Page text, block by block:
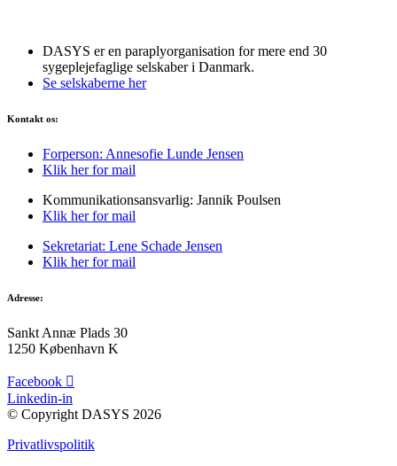
DASYS er en paraplyorganisation for mere end 30
sygeplejefaglige selskaber i Danmark.
Se selskaberne her
Kontakt os:
Forperson: Annesofie Lunde Jensen
Klik her for mail
Kommunikationsansvarlig: Jannik Poulsen
Klik her for mail
Sekretariat: Lene Schade Jensen
Klik her for mail
Adresse:
Sankt Annæ Plads 30
1250 København K
Facebook
Linkedin-in
© Copyright DASYS 2026
Privatlivspolitik